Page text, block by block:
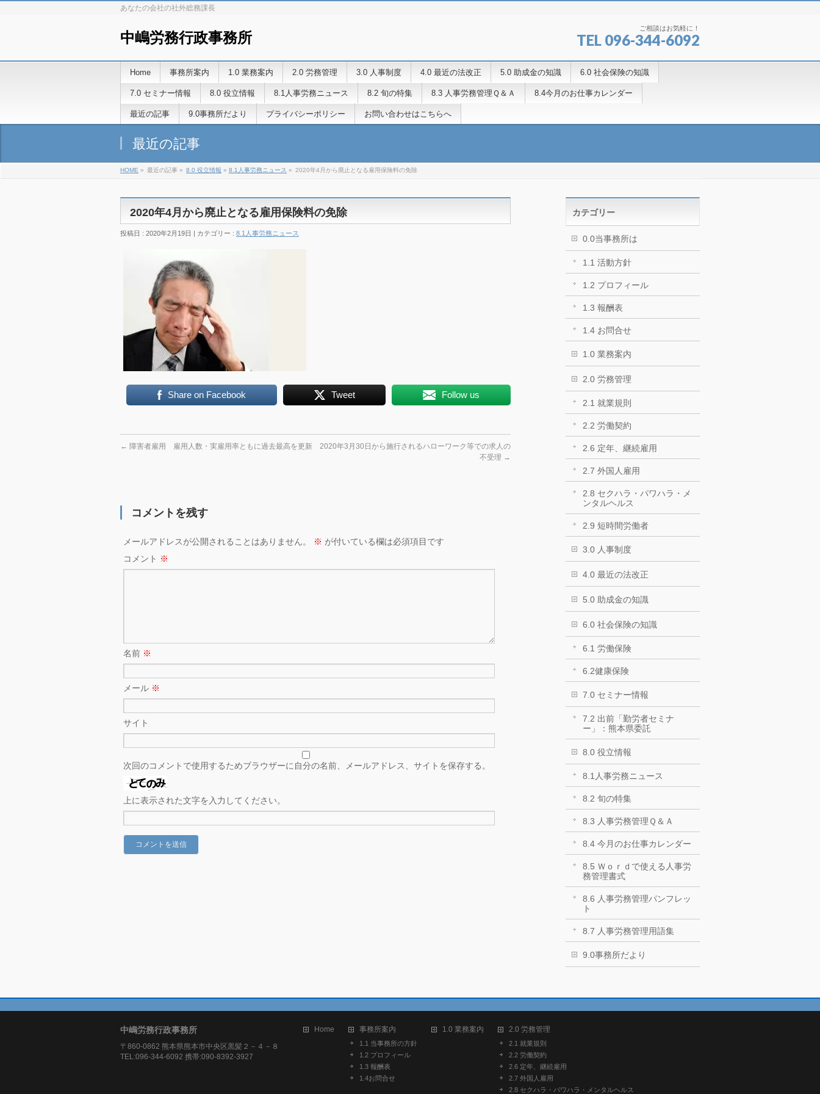
あなたの会社の社外総務課長
中嶋労務行政事務所
ご相談はお気軽に！
TEL 096-344-6092
Home 事務所案内 1.0 業務案内 2.0 労務管理 3.0 人事制度 4.0 最近の法改正 5.0 助成金の知識 6.0 社会保険の知識
7.0 セミナー情報 8.0 役立情報 8.1人事労務ニュース 8.2 旬の特集 8.3 人事労務管理Ｑ＆Ａ 8.4今月のお仕事カレンダー
最近の記事 9.0事務所だより プライバシーポリシー お問い合わせはこちらへ
最近の記事
HOME » 最近の記事 » 8.0 役立情報 » 8.1人事労務ニュース » 2020年4月から廃止となる雇用保険料の免除
2020年4月から廃止となる雇用保険料の免除
投稿日 : 2020年2月19日 | カテゴリー : 8.1人事労務ニュース
Share on Facebook Tweet Follow us
← 障害者雇用 雇用人数・実雇用率ともに過去最高を更新
2020年3月30日から施行されるハローワーク等での求人の
不受理 →
コメントを残す
メールアドレスが公開されることはありません。 ※ が付いている欄は必須項目です
コメント ※
名前 ※
メール ※
サイト
次回のコメントで使用するためブラウザーに自分の名前、メールアドレス、サイトを保存する。
上に表示された文字を入力してください。
カテゴリー
0.0当事務所は
1.1 活動方針
1.2 プロフィール
1.3 報酬表
1.4 お問合せ
1.0 業務案内
2.0 労務管理
2.1 就業規則
2.2 労働契約
2.6 定年、継続雇用
2.7 外国人雇用
2.8 セクハラ・パワハラ・メ
ンタルヘルス
2.9 短時間労働者
3.0 人事制度
4.0 最近の法改正
5.0 助成金の知識
6.0 社会保険の知識
6.1 労働保険
6.2健康保険
7.0 セミナー情報
7.2 出前「勤労者セミナ
ー」：熊本県委託
8.0 役立情報
8.1人事労務ニュース
8.2 旬の特集
8.3 人事労務管理Ｑ＆Ａ
8.4 今月のお仕事カレンダー
8.5 Ｗｏｒｄで使える人事労
務管理書式
8.6 人事労務管理パンフレッ
ト
8.7 人事労務管理用語集
9.0事務所だより
中嶋労務行政事務所
〒860-0862 熊本県熊本市中央区黒髪２－４－８
TEL:096-344-6092 携帯:090-8392-3927
Home 事務所案内
1.1 当事務所の方針
1.2 プロフィール
1.3 報酬表
1.4お問合せ
1.0 業務案内 2.0 労務管理
2.1 就業規則
2.2 労働契約
2.6 定年、継続雇用
2.7 外国人雇用
2.8 セクハラ・パワハラ・メンタルヘルス